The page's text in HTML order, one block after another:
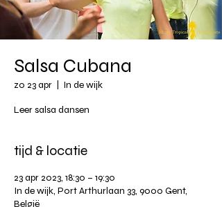
Salsa Cubana
zo 23 apr In de wijk
Leer salsa dansen
tijd & locatie
23 apr 2023, 18:30 – 19:30
In de wijk, Port Arthurlaan 33, 9000 Gent,
België